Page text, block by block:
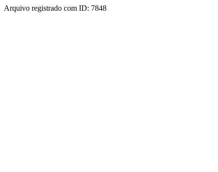
Arquivo registrado com ID: 7848